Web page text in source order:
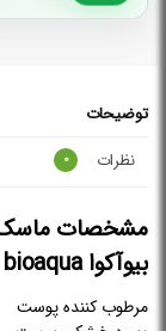
توضیحات
نظرات
0
مشخصات ماسک
بیوآکوا bioaqua
مرطوب کننده پوست